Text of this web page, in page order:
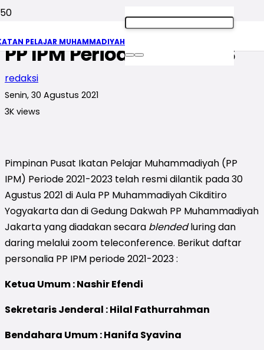
PELAJAR MUHAMMADIYAH
RESMI: Daftar Personalia
PP IPM Periode 2021-2023
redaksi
Senin, 30 Agustus 2021
3K views
Pimpinan Pusat Ikatan Pelajar Muhammadiyah (PP
IPM) Periode 2021-2023 telah resmi dilantik pada 30
Agustus 2021 di Aula PP Muhammadiyah Cikditiro
Yogyakarta dan di Gedung Dakwah PP Muhammadiyah
Jakarta yang diadakan secara blendedluring dan
daring melalui zoom teleconference. Berikut daftar
personalia PP IPM periode 2021-2023 :
Ketua Umum : Nashir Efendi
Sekretaris Jenderal : Hilal Fathurrahman
Bendahara Umum : Hanifa Syavina